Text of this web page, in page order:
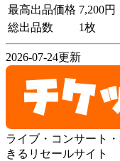
最高出品価格 7,200円
総出品数
1枚
2026-07-24更新
ライブ・コンサート
きるリセールサイト